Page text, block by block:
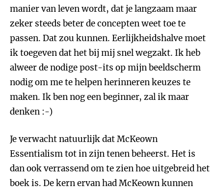
manier van leven wordt, dat je langzaam maar
zeker steeds beter de concepten weet toe te
passen. Dat zou kunnen. Eerlijkheidshalve moet
ik toegeven dat het bij mij snel wegzakt. Ik heb
alweer de nodige post-its op mijn beeldscherm
nodig om me te helpen herinneren keuzes te
maken. Ik ben nog een beginner, zal ik maar
denken :-)
Je verwacht natuurlijk dat McKeown
Essentialism tot in zijn tenen beheerst. Het is
dan ook verrassend om te zien hoe uitgebreid het
boek is. De kern ervan had McKeown kunnen